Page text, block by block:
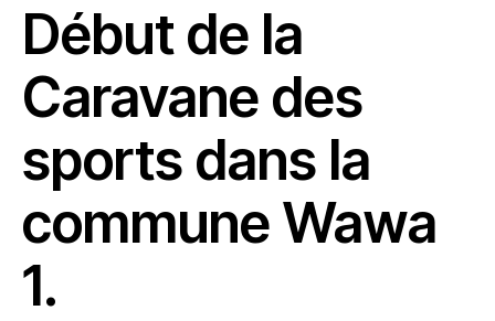
Début de la
Caravane des
sports dans la
commune Wawa
1.